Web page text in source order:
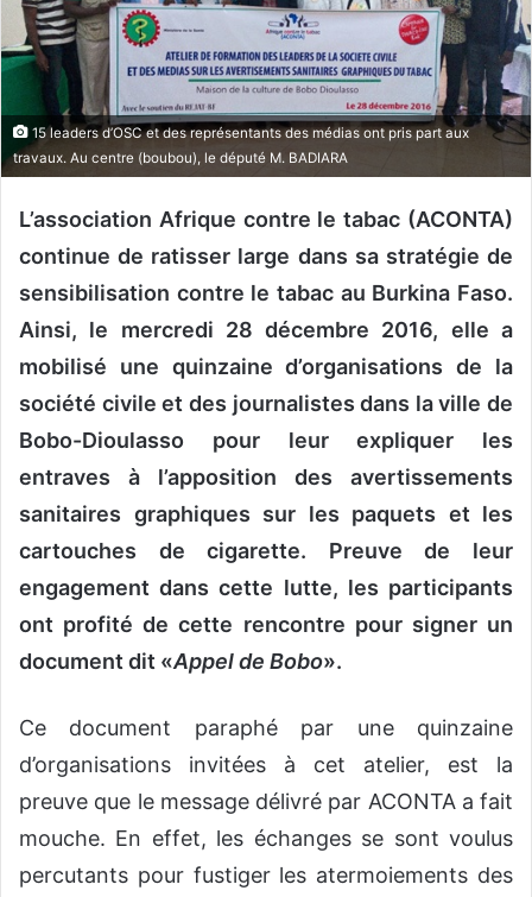
r
u
n
o
u
r
e
l
15 leaders d’OSC et des représentants des médias ont pris part aux
travaux. Au centre (boubou), le député M. BADIARA
L’association Afrique contre le tabac (ACONTA)
continue de ratisser large dans sa stratégie de
sensibilisation contre le tabac au Burkina Faso.
Ainsi, le mercredi 28 décembre 2016, elle a
mobilisé une quinzaine d’organisations de la
société civile et des journalistes dans la ville de
Bobo-Dioulasso pour leur expliquer les
entraves à l’apposition des avertissements
sanitaires graphiques sur les paquets et les
cartouches de cigarette. Preuve de leur
engagement dans cette lutte, les participants
ont profité de cette rencontre pour signer un
document dit «Appel de Bobo».
Ce document paraphé par une quinzaine
d’organisations invitées à cet atelier, est la
preuve que le message délivré par ACONTA a fait
mouche. En effet, les échanges se sont voulus
percutants pour fustiger les atermoiements des